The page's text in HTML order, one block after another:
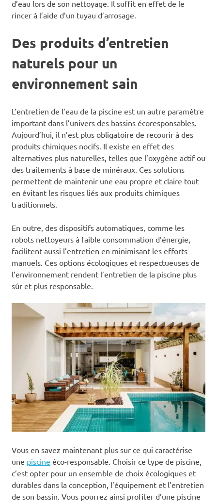
d’eau lors de son nettoyage. Il suffit en effet de le
rincer à l’aide d’un tuyau d’arrosage.
Des produits d’entretien
naturels pour un
environnement sain
L’entretien de l’eau de la piscine est un autre paramètre
important dans l’univers des bassins écoresponsables.
Aujourd’hui, il n’est plus obligatoire de recourir à des
produits chimiques nocifs. Il existe en effet des
alternatives plus naturelles, telles que l’oxygène actif ou
des traitements à base de minéraux. Ces solutions
permettent de maintenir une eau propre et claire tout
en évitant les risques liés aux produits chimiques
traditionnels.
En outre, des dispositifs automatiques, comme les
robots nettoyeurs à faible consommation d’énergie,
facilitent aussi l’entretien en minimisant les efforts
manuels. Ces options écologiques et respectueuses de
l’environnement rendent l’entretien de la piscine plus
sûr et plus responsable.
Vous en savez maintenant plus sur ce qui caractérise
une piscine éco-responsable. Choisir ce type de piscine,
c’est opter pour un ensemble de choix écologiques et
durables dans la conception, l’équipement et l’entretien
de son bassin. Vous pourrez ainsi profiter d’une piscine